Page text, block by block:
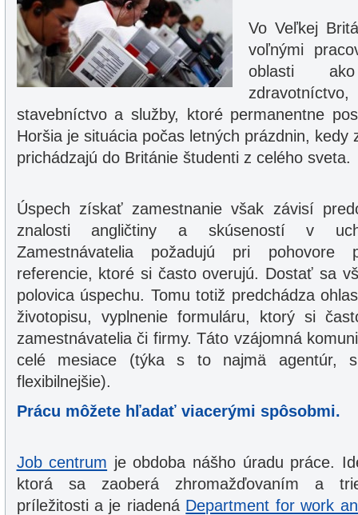
Vo Veľkej
voľnými
oblasti
stavebníctvo a služby, ktoré permanentne
Horšia je situácia počas letných prázdnin, kedy
prichádzajú do Británie študenti z celého sveta.
Úspech získať zamestnanie však závisí
znalosti angličtiny a skúseností v
Zamestnávatelia požadujú pri pohovore
referencie, ktoré si často overujú. Dostať sa
polovica úspechu. Tomu totiž predchádza
životopisu, vyplnenie formuláru, ktorý si
zamestnávatelia či firmy. Táto vzájomná
celé mesiace (týka s to najmä agentúr,
flexibilnejšie).
Prácu môžete hľadať viacerými spôsobmi.
Job centrum je obdoba nášho úradu práce.
ktorá sa zaoberá zhromažďovaním a
príležitosti a je riadená Department for work